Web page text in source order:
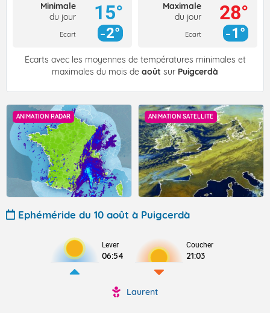
Minimale
du jour
Ecart
15°
2°
Maximale
du jour
Ecart
28°
1°
Écarts avec les moyennes de températures minimales et
maximales du mois de août sur Puigcerdà
ANIMATION RADAR ANIMATION SATELLITE
Ephéméride du 10 août à Puigcerdà
Lever
06:54
Coucher
21:03
Laurent